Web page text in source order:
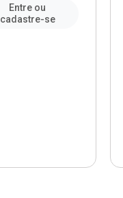
Entre ou
cadastre-se